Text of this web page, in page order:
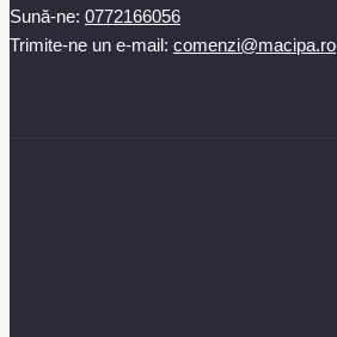
Sună-ne: 0772166056
Trimite-ne un e-mail: comenzi@macipa.ro